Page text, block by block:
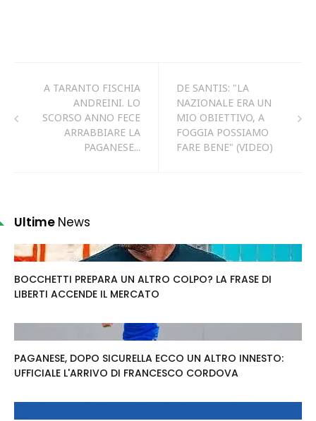
A TARANTO FISCHIA
ANDREINI. LO
SCORSO ANNO FECE
ARRABBIARE LA
PAGANESE...
DE SANTIS: "LA
NAZIONALE ERA UN
MIO OBIETTIVO, A
FOGGIA POSSIAMO
FARE BENE" (VIDEO)
Ultime News
BOCCHETTI PREPARA UN ALTRO COLPO? LA FRASE DI
LIBERTI ACCENDE IL MERCATO
PAGANESE, DOPO SICURELLA ECCO UN ALTRO INNESTO:
UFFICIALE L'ARRIVO DI FRANCESCO CORDOVA